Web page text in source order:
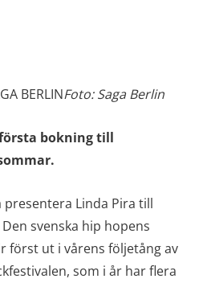
Foto: Saga Berlin
bokning till
presentera Linda Pira till
svenska hip hopens
först ut i vårens följetång av
som i år har flera